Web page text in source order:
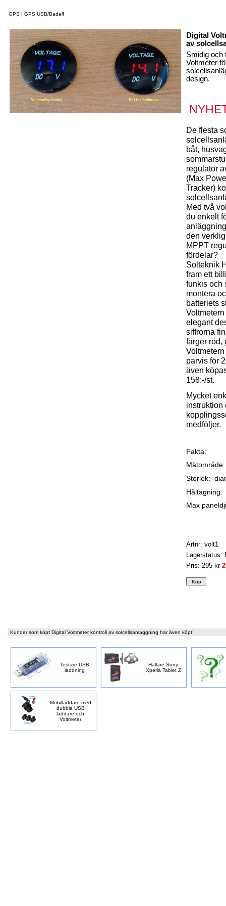
GPS | GPS USB/Badelf
Digital
av
Smidig och
Voltmeter
design.
De flesta
båt,
regulator
(Max
Tracker)
Med två
du enkelt
den
MPPT
fördelar?
Solteknik
fram ett
funkis och
montera
batteriets
elegant
siffrorna
färger röd,
parvis för
även
158:-/st.
Mycket
instruktion
medföljer.
Fakta:
Storlek:
Håltagning:
Max
Artnr: volt1
Lagerstatus:
Pris: 295 kr
Kunder som köpt Digital Voltmeter kontroll av solcellsanlaggning har även köpt!
Testare USB
laddning
Hallare Sony
Xperia Tablet Z
Mobilladdare med
dubbla USB
laddare och
Voltmeter